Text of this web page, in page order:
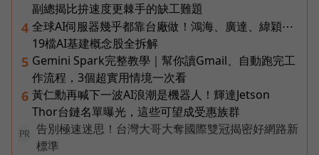
副總揭比拚速度更棘手的缺工難題
4 全球AI伺服器幾乎都靠台廠做！鴻海、廣達、緯穎⋯
19檔AI基建概念股全拆解
5 Gemini Spark完整教學｜幫你讀Gmail、自動跑完工
作流程，3個超實用情境一次看
6 黃仁勳再喊下一波AI浪潮是機器人！輝達Jetson
Thor台鏈名單曝光，這些可望成受惠族群
PR
告別極速迷思！台灣大哥大奪國際雙冠揭密好網路新
標準